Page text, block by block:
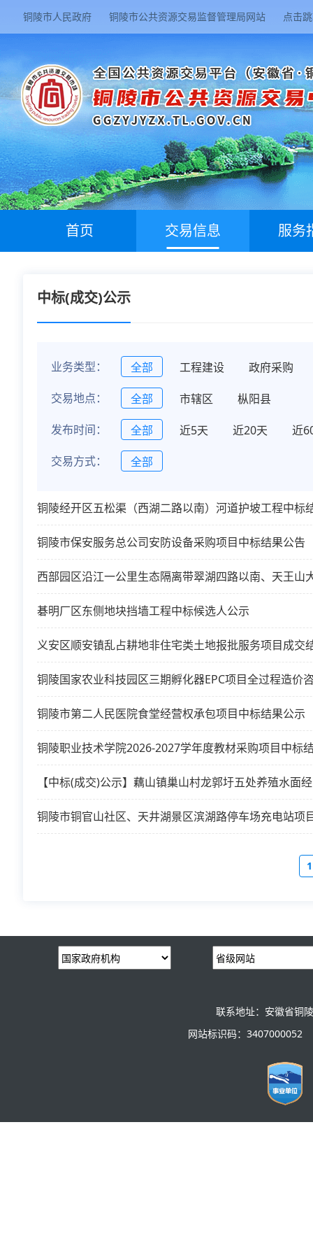
铜陵市人民政府 铜陵市公共资源交易监督管理局网站 点击
首页 交易信息 服务
中标(成交)公示
业务类型： 全部 工程建设
政府采购
交易地点：
全部 市辖区
枞阳县
发布时间：
全部 近5天 近20天
近
交易方式：
全部
铜陵经开区五松渠（西湖二路以南）河道护坡工程中标
铜陵市保安服务总公司安防设备采购项目中标结果公告
西部园区沿江一公里生态隔离带翠湖四路以南、天王
碁明厂区东侧地块挡墙工程中标候选人公示
义安区顺安镇乱占耕地非住宅类土地报批服务项目成交
铜陵国家农业科技园区三期孵化器EPC项目全过程造价
铜陵市第二人民医院食堂经营权承包项目中标结果公示
铜陵职业技术学院2026-2027学年度教材采购项目中标
【中标(成交)公示】藕山镇巢山村龙郭圩五处养殖水面
铜陵市铜官山社区、天井湖景区滨湖路停车场充电站项
1
联系地址：安徽省铜
网站标识码：3407000052